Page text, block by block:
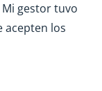
gestor tuvo
acepten los